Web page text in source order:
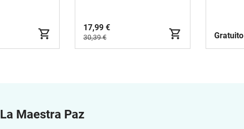
17,99 €
30,39 € Gratuito
La Maestra Paz